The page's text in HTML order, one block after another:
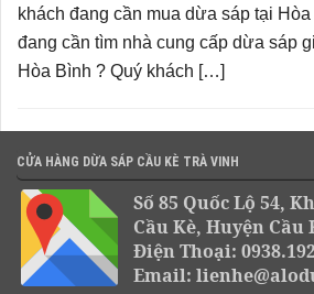
khách đang cần mua dừa sáp tại
đang cần tìm nhà cung cấp dừa sáp
Hòa Bình ? Quý khách […]
CỬA HÀNG DỪA SÁP CẦU KÈ TRÀ VINH
Số 85 Quốc Lộ 54,
Cầu Kè, Huyện Cầu
Điện Thoại:
Email: